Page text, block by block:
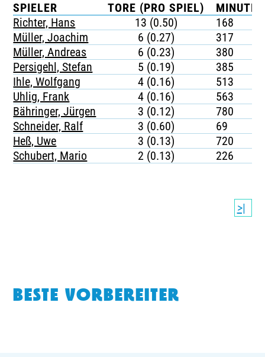
SPIELER TORE (PRO SPIEL)
Richter, Hans
13 (0.50)
168
Müller, Joachim
6 (0.27)
317
Müller, Andreas
6 (0.23)
380
Persigehl, Stefan
5 (0.19)
385
Ihle, Wolfgang
4 (0.16)
513
Uhlig, Frank
4 (0.16)
563
Bähringer, Jürgen
3 (0.12)
780
Schneider, Ralf
3 (0.60)
69
Heß, Uwe
3 (0.13)
720
Schubert, Mario
2 (0.13) 226
>|
BESTE VORBEREITER